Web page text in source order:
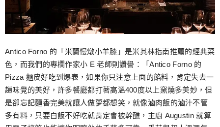
Antico Forno 的「米蘭慢燉小羊膝」是米其林指南推薦的經典菜
色，而我們的專欄作家小 E 老師則讚譽：「Antico Forno 的
Pizza 麵皮好吃到爆表，如果你只注意上面的餡料，肯定失去一
趟味覺的美好，許多餐廳都打著高溫400度以上窯燒多美妙，但
是卻忘記麵香完美就讓人做夢都想笑，就像滷肉飯的滷汁不管
多有料，只要白飯不好吃就肯定會被幹醮，主廚 Augustin 就算